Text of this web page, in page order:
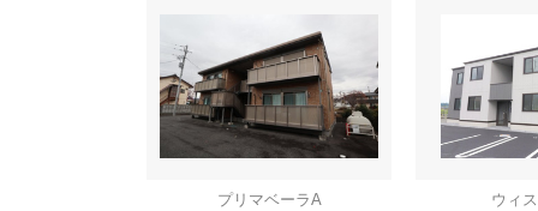
プリマベーラA
ウィ